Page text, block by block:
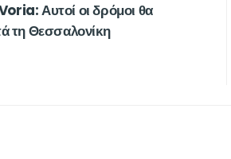
Αυτοί οι δρόμοι θα
τη Θεσσαλονίκη